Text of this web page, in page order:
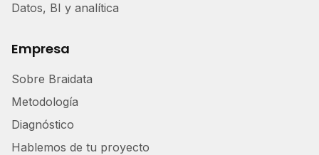
Datos, BI y analítica
Empresa
Sobre Braidata
Metodología
Diagnóstico
Hablemos de tu proyecto